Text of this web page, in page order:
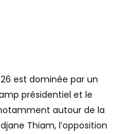
est dominée par un
présidentiel et le
autour de la
Thiam, l’opposition